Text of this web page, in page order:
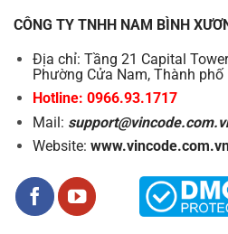
CÔNG TY TNHH NAM BÌNH
Địa chỉ: Tầng 21 Capital
Phường Cửa Nam, Thành phố
Hotline: 0966.93.1717
Mail:
Website: